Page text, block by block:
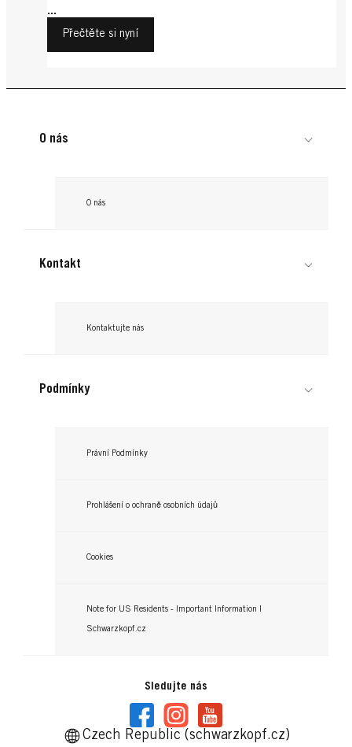
...
Přečtěte si nyní
O nás
O nás
Kontakt
Kontaktujte nás
Podmínky
Právní Podmínky
Prohlášení o ochraně osobních údajů
Cookies
Note for US Residents - Important Information |
Schwarzkopf.cz
Sledujte nás
Czech Republic (schwarzkopf.cz)